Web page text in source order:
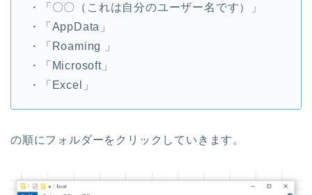
・「〇〇（これは自分のユーザー名です）」
・「AppData」
・「Roaming 」
・「Microsoft」
・「Excel」
の順にフォルダーをクリックしていきます。